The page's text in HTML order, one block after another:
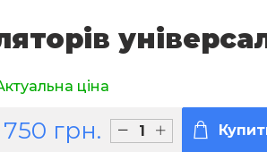
ціна
750 грн.